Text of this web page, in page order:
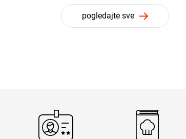
pogledajte sve